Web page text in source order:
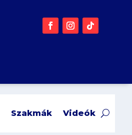
Szakmák Videók